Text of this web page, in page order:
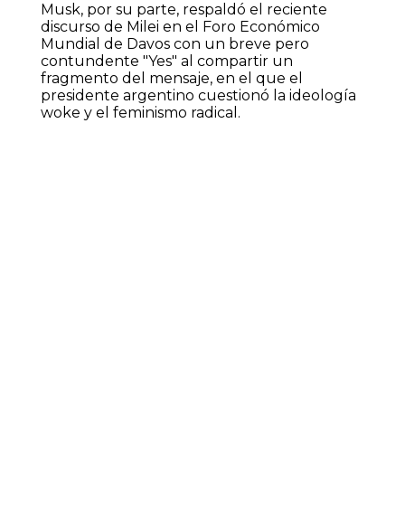
Musk, por su parte, respaldó el reciente
discurso de Milei en el Foro Económico
Mundial de Davos con un breve pero
contundente "Yes" al compartir un
fragmento del mensaje, en el que el
presidente argentino cuestionó la ideología
woke y el feminismo radical.